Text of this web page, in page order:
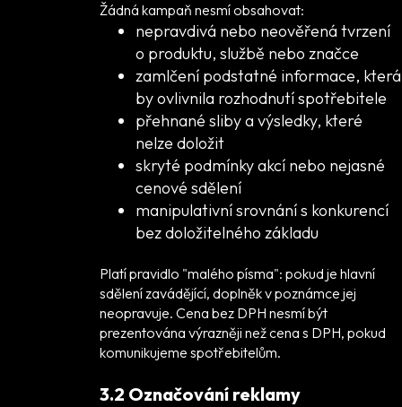
Žádná kampaň nesmí obsahovat:
nepravdivá nebo neověřená tvrzení
o produktu, službě nebo značce
zamlčení podstatné informace, která
by ovlivnila rozhodnutí spotřebitele
přehnané sliby a výsledky, které
nelze doložit
skryté podmínky akcí nebo nejasné
cenové sdělení
manipulativní srovnání s konkurencí
bez doložitelného základu
Platí pravidlo "malého písma": pokud je hlavní
sdělení zavádějící, doplněk v poznámce jej
neopravuje. Cena bez DPH nesmí být
prezentována výrazněji než cena s DPH, pokud
komunikujeme spotřebitelům.
3.2 Označování reklamy